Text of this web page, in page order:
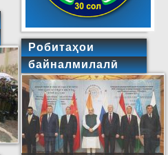
Робитаҳои
байналмилалӣ